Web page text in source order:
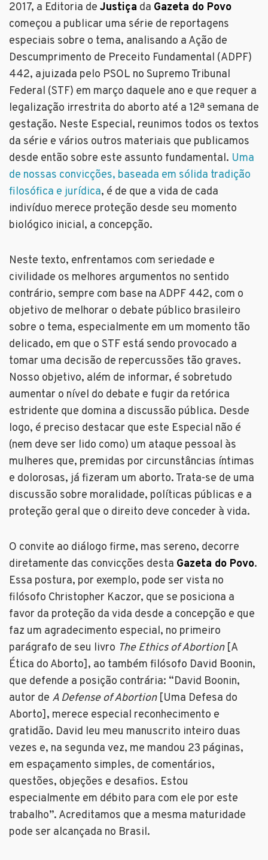
2017, a Editoria de Justiça da Gazeta do Povo
começou a publicar uma série de reportagens
especiais sobre o tema, analisando a Ação de
Descumprimento de Preceito Fundamental (ADPF)
442, ajuizada pelo PSOL no Supremo Tribunal
Federal (STF) em março daquele ano e que requer a
legalização irrestrita do aborto até a 12ª semana de
gestação. Neste Especial, reunimos todos os textos
da série e vários outros materiais que publicamos
desde então sobre este assunto fundamental. Uma
de nossas convicções, baseada em sólida tradição
filosófica e jurídica, é de que a vida de cada
indivíduo merece proteção desde seu momento
biológico inicial, a concepção.
Neste texto, enfrentamos com seriedade e
civilidade os melhores argumentos no sentido
contrário, sempre com base na ADPF 442, com o
objetivo de melhorar o debate público brasileiro
sobre o tema, especialmente em um momento tão
delicado, em que o STF está sendo provocado a
tomar uma decisão de repercussões tão graves.
Nosso objetivo, além de informar, é sobretudo
aumentar o nível do debate e fugir da retórica
estridente que domina a discussão pública. Desde
logo, é preciso destacar que este Especial não é
(nem deve ser lido como) um ataque pessoal às
mulheres que, premidas por circunstâncias íntimas
e dolorosas, já fizeram um aborto. Trata-se de uma
discussão sobre moralidade, políticas públicas e a
proteção geral que o direito deve conceder à vida.
O convite ao diálogo firme, mas sereno, decorre
diretamente das convicções desta Gazeta do Povo.
Essa postura, por exemplo, pode ser vista no
filósofo Christopher Kaczor, que se posiciona a
favor da proteção da vida desde a concepção e que
faz um agradecimento especial, no primeiro
parágrafo de seu livro The Ethics of Abortion [A
Ética do Aborto], ao também filósofo David Boonin,
que defende a posição contrária: “David Boonin,
autor de A Defense of Abortion [Uma Defesa do
Aborto], merece especial reconhecimento e
gratidão. David leu meu manuscrito inteiro duas
vezes e, na segunda vez, me mandou 23 páginas,
em espaçamento simples, de comentários,
questões, objeções e desafios. Estou
especialmente em débito para com ele por este
trabalho”. Acreditamos que a mesma maturidade
pode ser alcançada no Brasil.